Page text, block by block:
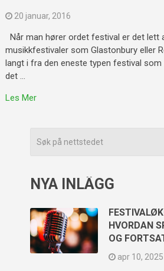
20 januar, 2016
Når man hører ordet festival er det lett
musikkfestivaler som Glastonbury eller
langt i fra den eneste typen festival
det …
Les Mer
NYA INLÄGG
HVORDAN
OG
apr 10, 2025